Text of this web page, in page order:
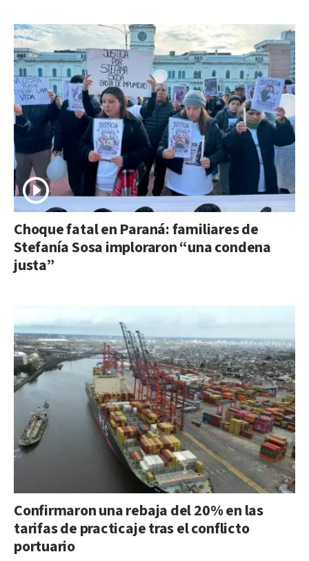
Choque fatal en Paraná: familiares de
Stefanía Sosa imploraron “una condena
justa”
Confirmaron una rebaja del 20% en las
tarifas de practicaje tras el conflicto
portuario